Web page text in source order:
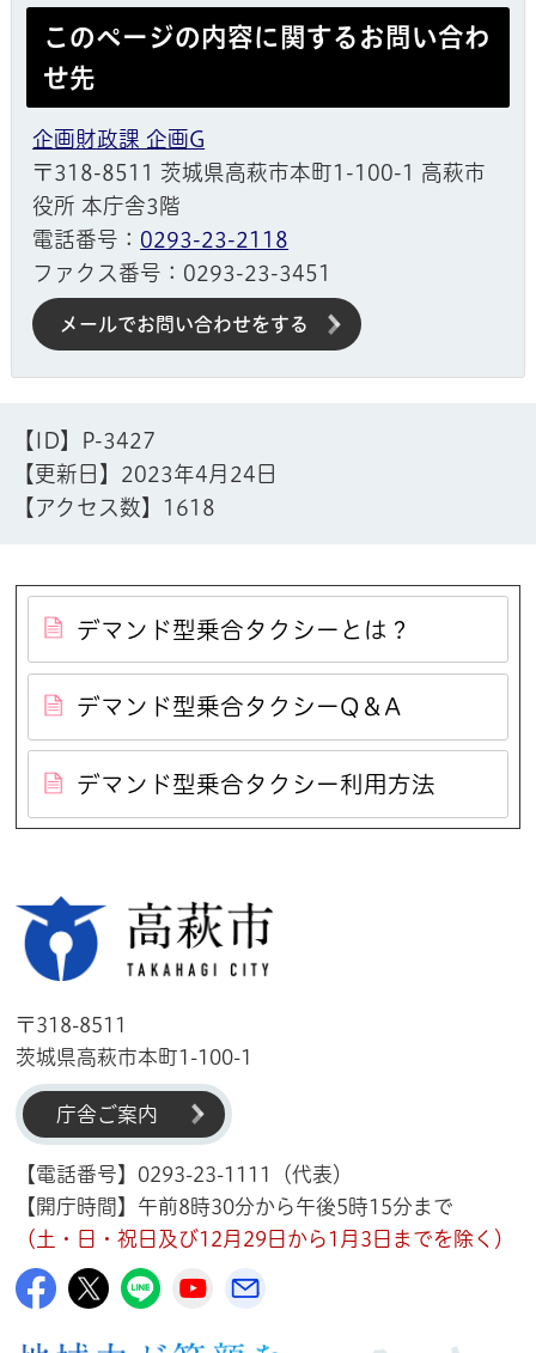
このページの内容に関するお問い合わ
せ先
企画財政課 企画G
〒318-8511 茨城県高萩市本町1-100-1 高萩市
役所 本庁舎3階
電話番号： 0293-23-2118
ファクス番号：0293-23-3451
メールでお問い合わせをする
【ID】
P-3427
【更新日】 2023年4月24日
【アクセス数】
1618
デマンド型乗合タクシーとは？
デマンド型乗合タクシーQ＆A
デマンド型乗合タクシー利用方法
〒318-8511
茨城県高萩市本町1-100-1
庁舎ご案内
【電話番号】0293-23-1111（代表）
【開庁時間】午前8時30分から午後5時15分まで
（土・日・祝日及び12月29日から1月3日までを除く）
高萩市公式Facebook
高萩市公式X
高萩市公式LINE
高萩市YouTube公式チャンネル